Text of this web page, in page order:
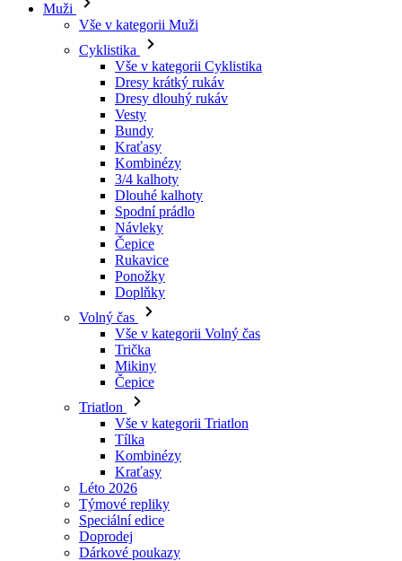
Muži
Vše v kategorii Muži
Cyklistika
Vše v kategorii Cyklistika
Dresy krátký rukáv
Dresy dlouhý rukáv
Vesty
Bundy
Kraťasy
Kombinézy
3/4 kalhoty
Dlouhé kalhoty
Spodní prádlo
Návleky
Čepice
Rukavice
Ponožky
Doplňky
Volný čas
Vše v kategorii Volný čas
Trička
Mikiny
Čepice
Triatlon
Vše v kategorii Triatlon
Tílka
Kombinézy
Kraťasy
Léto 2026
Týmové repliky
Speciální edice
Doprodej
Dárkové poukazy